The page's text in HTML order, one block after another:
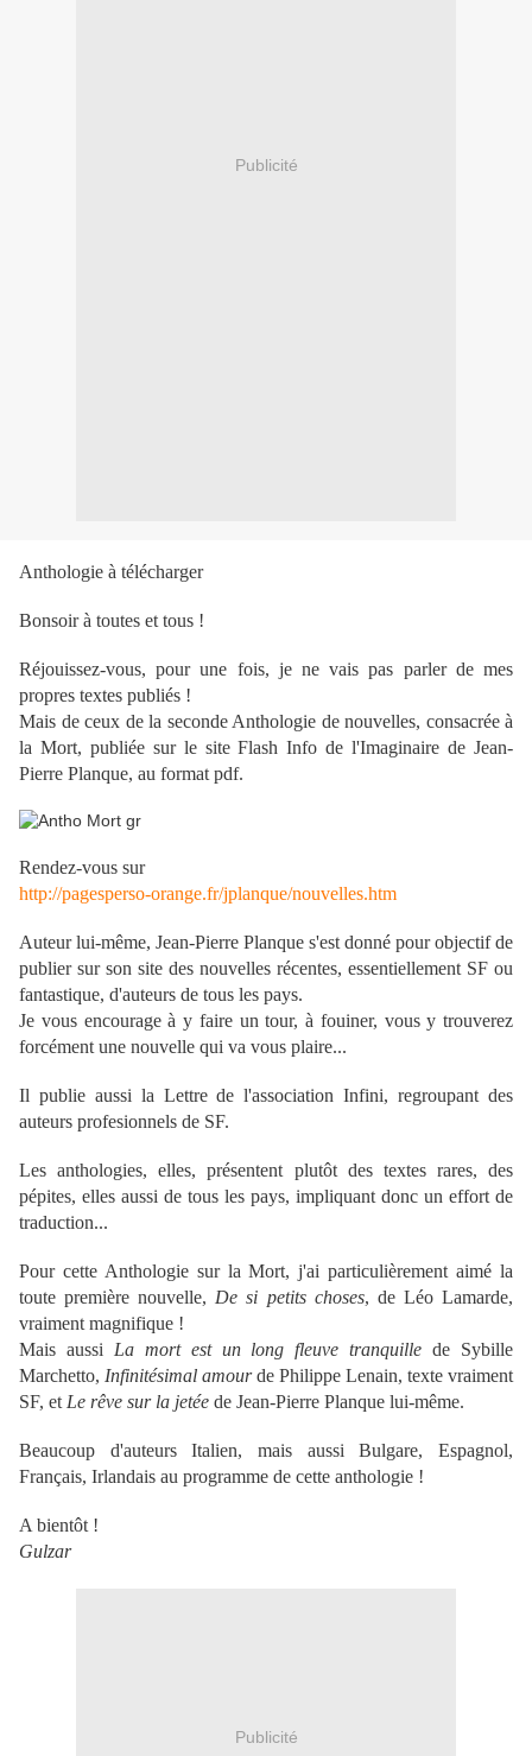
Publicité
Anthologie à télécharger
Bonsoir à toutes et tous !
Réjouissez-vous, pour une fois, je ne vais pas parler de mes
propres textes publiés !
Mais de ceux de la seconde Anthologie de nouvelles, consacrée à
la Mort, publiée sur le site Flash Info de l'Imaginaire de Jean-
Pierre Planque, au format pdf.
Rendez-vous sur
http://pagesperso-orange.fr/jplanque/nouvelles.htm
Auteur lui-même, Jean-Pierre Planque s'est donné pour objectif de
publier sur son site des nouvelles récentes, essentiellement SF ou
fantastique, d'auteurs de tous les pays.
Je vous encourage à y faire un tour, à fouiner, vous y trouverez
forcément une nouvelle qui va vous plaire...
Il publie aussi la Lettre de l'association Infini, regroupant des
auteurs profesionnels de SF.
Les anthologies, elles, présentent plutôt des textes rares, des
pépites, elles aussi de tous les pays, impliquant donc un effort de
traduction...
Pour cette Anthologie sur la Mort, j'ai particulièrement aimé la
toute première nouvelle, De si petits choses, de Léo Lamarde,
vraiment magnifique !
Mais aussi La mort est un long fleuve tranquille de Sybille
Marchetto, Infinitésimal amourde Philippe Lenain, texte vraiment
SF, et Le rêve sur la jetée de Jean-Pierre Planque lui-même.
Beaucoup d'auteurs Italien, mais aussi Bulgare, Espagnol,
Français, Irlandais au programme de cette anthologie !
A bientôt !
Gulzar
Publicité